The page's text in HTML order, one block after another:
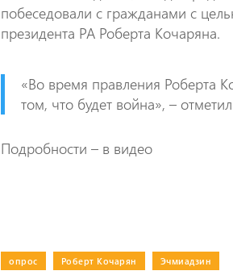
побеседовали с гражданами с
президента РА Роберта Кочаряна.
«Во время правления Роберта
том, что будет война», –
Подробности – в видео
опрос Роберт Кочарян Эчмиадзин